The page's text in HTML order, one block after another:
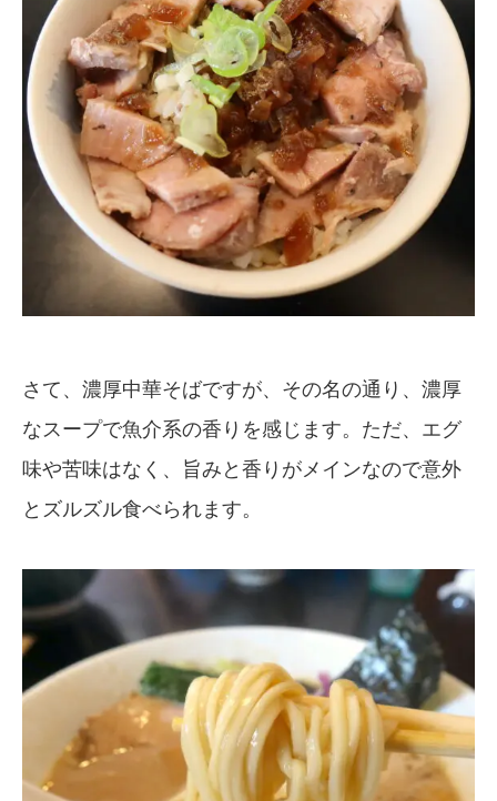
さて、濃厚中華そばですが、その名の通り、濃厚
なスープで魚介系の香りを感じます。ただ、エグ
味や苦味はなく、旨みと香りがメインなので意外
とズルズル食べられます。